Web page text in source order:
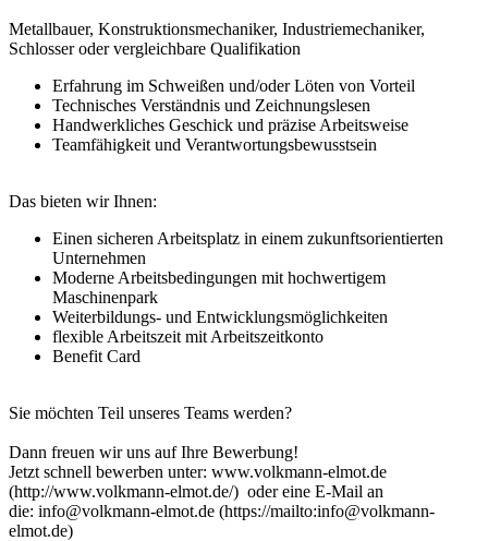
Metallbauer, Konstruktionsmechaniker, Industriemechaniker,
Schlosser oder vergleichbare Qualifikation
Erfahrung im Schweißen und/oder Löten von Vorteil
Technisches Verständnis und Zeichnungslesen
Handwerkliches Geschick und präzise Arbeitsweise
Teamfähigkeit und Verantwortungsbewusstsein
Das bieten wir Ihnen:
Einen sicheren Arbeitsplatz in einem zukunftsorientierten
Unternehmen
Moderne Arbeitsbedingungen mit hochwertigem
Maschinenpark
Weiterbildungs- und Entwicklungsmöglichkeiten
flexible Arbeitszeit mit Arbeitszeitkonto
Benefit Card
Sie möchten Teil unseres Teams werden?
Dann freuen wir uns auf Ihre Bewerbung!
Jetzt schnell bewerben unter: www.volkmann-elmot.de
(http://www.volkmann-elmot.de/) oder eine E-Mail an
die: info@volkmann-elmot.de (https://mailto:info@volkmann-
elmot.de)